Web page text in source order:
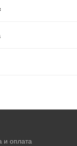
и оплата